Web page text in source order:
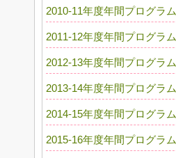
2010-11年度年間プログラム
2011-12年度年間プログラム
2012-13年度年間プログラム
2013-14年度年間プログラム
2014-15年度年間プログラム
2015-16年度年間プログラム